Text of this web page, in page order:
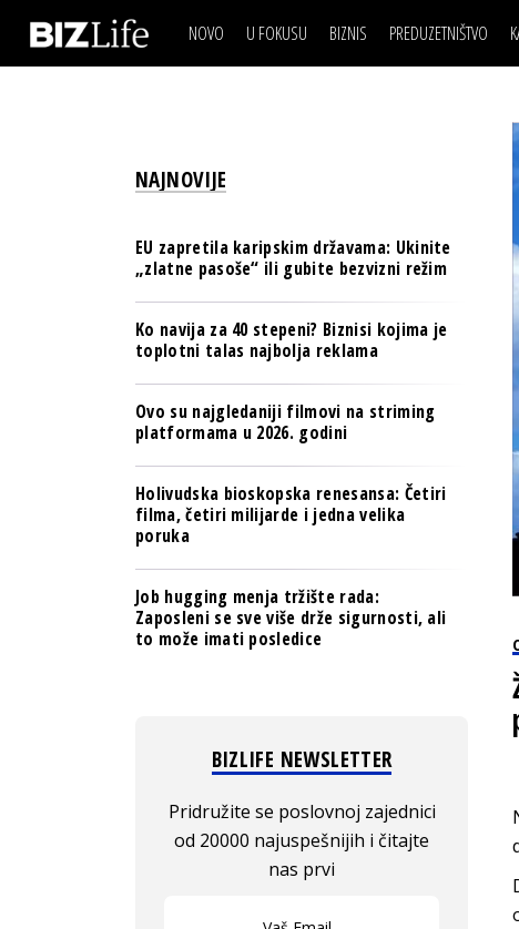
NOVO U FOKUSU BIZNIS
BANKE
OSIGURANJE
TECH I AI
BIZNIS & SPORT
PULS REGIONA
NOVO NA RAFU
PREDUZETNIŠTVO
IZJAVA DANABIZNIS SCENA
BREND I KOMUNIKACIJE
OSIGURANJE
TECH I AI
PULS REGIONA
NAJNOVIJE
EU zapretila karipskim državama: Ukinite
„zlatne pasoše“ ili gubite bezvizni režim
Ko navija za 40 stepeni? Biznisi kojima je
toplotni talas najbolja reklama
Ovo su najgledaniji filmovi na striming
platformama u 2026. godini
Holivudska bioskopska renesansa: Četiri
filma, četiri milijarde i jedna velika
poruka
Job hugging menja tržište rada:
Zaposleni se sve više drže sigurnosti, ali
to može imati posledice
BIZLIFE NEWSLETTER
Pridružite se poslovnoj zajednici
od 20000 najuspešnijih i čitajte
nas prvi